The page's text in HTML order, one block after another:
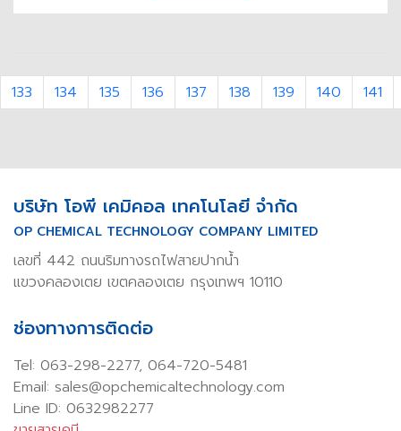
133 134 135 136 137 138 139 140 141
บริษัท โอพี เคมิคอล เทคโนโลยี จำกัด
OP CHEMICAL TECHNOLOGY COMPANY LIMITED
เลขที่ 442 ถนนริมทางรถไฟสายปากน้ำ
แขวงคลองเตย เขตคลองเตย กรุงเทพฯ 10110
ช่องทางการติดต่อ
Tel: 063-298-2277, 064-720-5481
Email: sales@opchemicaltechnology.com
Line ID: 0632982277